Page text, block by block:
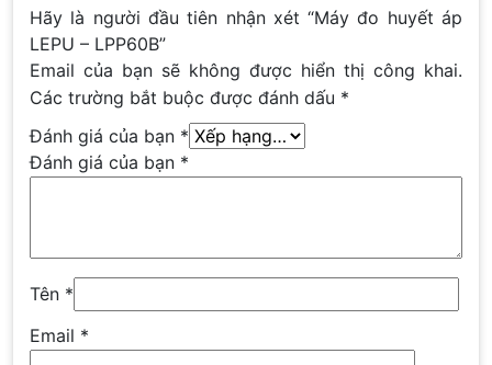
Hãy là người đầu tiên nhận xét “Máy đo huyết áp
LEPU – LPP60B”
Email của bạn sẽ không được hiển thị công khai.
Các trường bắt buộc được đánh dấu *
Đánh giá của bạn *
Đánh giá của bạn *
Tên *
Email *